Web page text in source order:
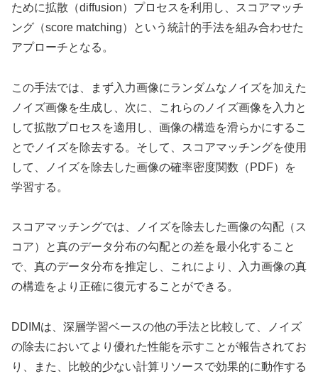
ために拡散（diffusion）プロセスを利用し、スコアマッチ
ング（score matching）という統計的手法を組み合わせた
アプローチとなる。
この手法では、まず入力画像にランダムなノイズを加えた
ノイズ画像を生成し、次に、これらのノイズ画像を入力と
して拡散プロセスを適用し、画像の構造を滑らかにするこ
とでノイズを除去する。そして、スコアマッチングを使用
して、ノイズを除去した画像の確率密度関数（PDF）を
学習する。
スコアマッチングでは、ノイズを除去した画像の勾配（ス
コア）と真のデータ分布の勾配との差を最小化すること
で、真のデータ分布を推定し、これにより、入力画像の真
の構造をより正確に復元することができる。
DDIMは、深層学習ベースの他の手法と比較して、ノイズ
の除去においてより優れた性能を示すことが報告されてお
り、また、比較的少ない計算リソースで効果的に動作する